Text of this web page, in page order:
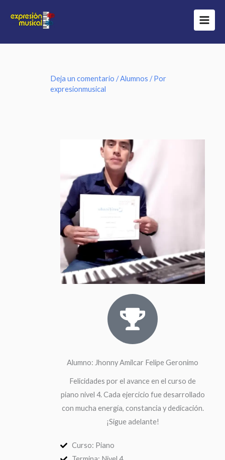
Deja un comentario /Alumnos / Por
expresionmusical
Alumno: Jhonny Amilcar Felipe Geronimo
Felicidades por el avance en el curso de
piano nivel 4. Cada ejercicio fue desarrollado
con mucha energía, constancia y dedicación.
¡Sigue adelante!
Curso: Piano